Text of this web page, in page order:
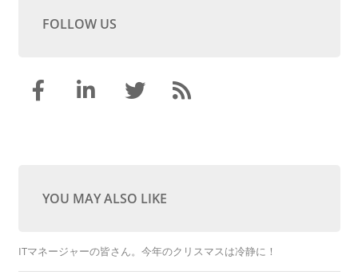
FOLLOW US
YOU MAY ALSO LIKE
ITマネージャーの皆さん。今年のクリスマスは冷静に！